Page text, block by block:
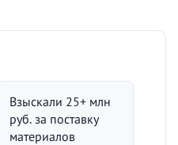
Взыскали 25+ млн
руб. за поставку
материалов